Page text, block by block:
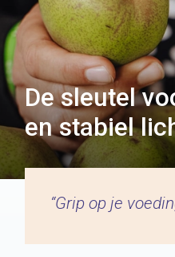
De sleutel
en stabiel
“Grip op je